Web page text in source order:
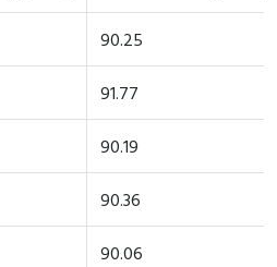
90.25
91.77
90.19
90.36
90.06